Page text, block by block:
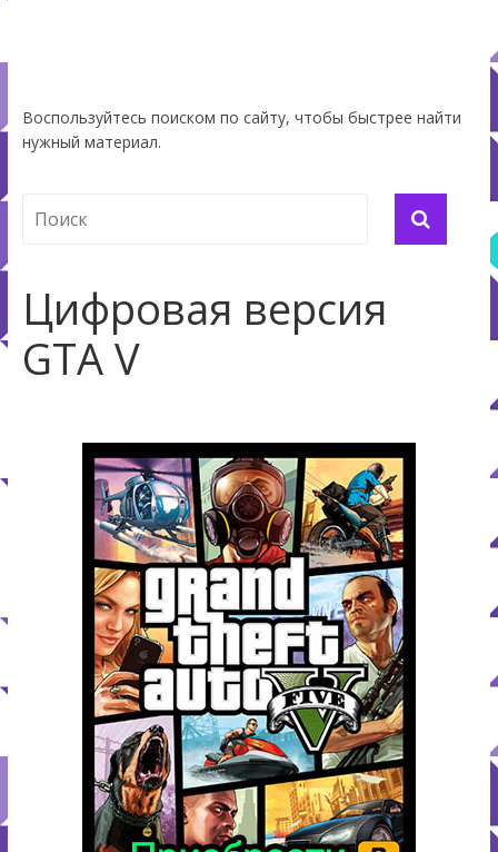
Воспользуйтесь поиском по сайту, чтобы быстрее найти
нужный материал.
Цифровая версия
GTA V